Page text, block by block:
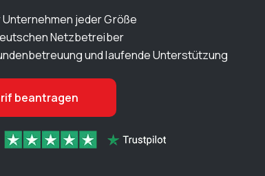
jeder Größe
Netzbetreiber
und laufende Unterstützung
beantragen